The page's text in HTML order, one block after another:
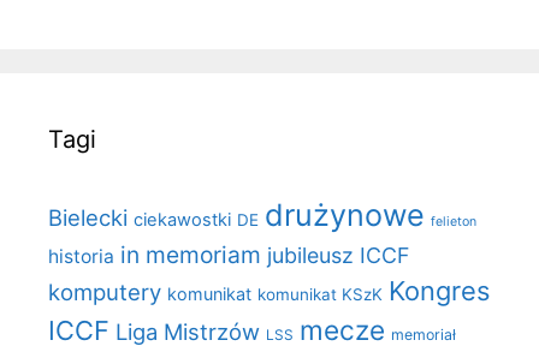
Tagi
Bielecki ciekawostki DE drużynowe felieton
historia in memoriam jubileusz ICCF
komputery komunikat komunikat KSzK Kongres
ICCF Liga Mistrzów LSS mecze memoriał